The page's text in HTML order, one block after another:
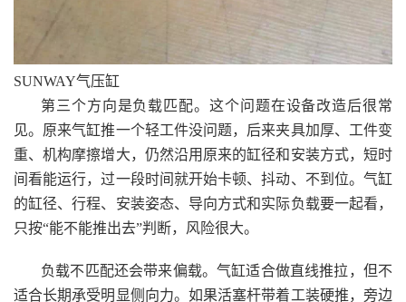
SUNWAY气压缸
第三个方向是负载匹配。这个问题在设备改造后很常
见。原来气缸推一个轻工件没问题，后来夹具加厚、工件变
重、机构摩擦增大，仍然沿用原来的缸径和安装方式，短时
间看能运行，过一段时间就开始卡顿、抖动、不到位。气缸
的缸径、行程、安装姿态、导向方式和实际负载要一起看，
只按“能不能推出去”判断，风险很大。
负载不匹配还会带来偏载。气缸适合做直线推拉，但不
适合长期承受明显侧向力。如果活塞杆带着工装硬推，旁边